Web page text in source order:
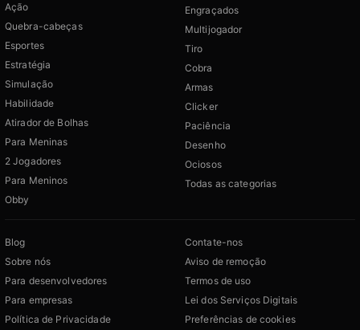
Ação
Quebra-cabeças
Esportes
Estratégia
Simulação
Habilidade
Atirador de Bolhas
Para Meninas
2 Jogadores
Para Meninos
Obby
Engraçados
Multijogador
Tiro
Cobra
Armas
Clicker
Paciência
Desenho
Ociosos
Todas as categorias
Blog
Sobre nós
Para desenvolvedores
Para empresas
Política de Privacidade
Contate-nos
Aviso de remoção
Termos de uso
Lei dos Serviços Digitais
Preferências de cookies